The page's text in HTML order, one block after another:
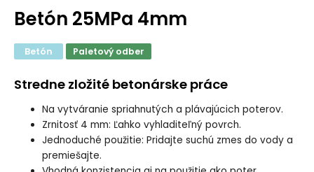
Betón 25MPa 4mm
Betón Paletový odber
Stredne zložité betonárske práce
Na vytváranie spriahnutých a plávajúcich poterov.
Zrnitosť 4 mm: Ľahko vyhladiteľný povrch.
Jednoduché použitie: Pridajte suchú zmes do vody a
premiešajte.